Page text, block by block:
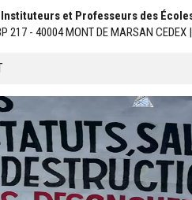
et Professeurs des
217 - 40004 MONT DE MARSAN